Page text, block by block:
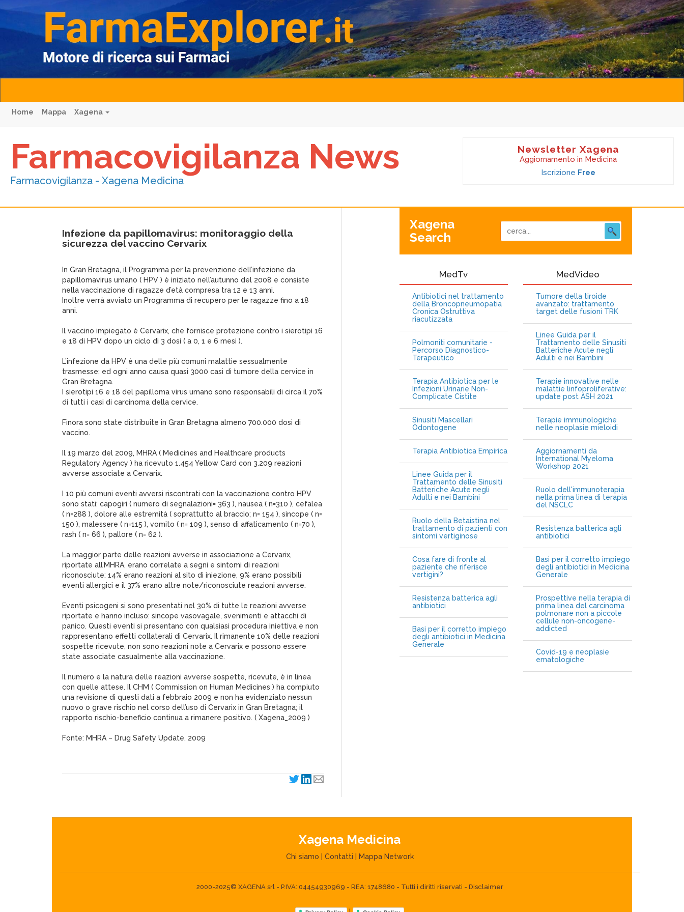
Home Mappa Xagena
Farmacovigilanza News
Farmacovigilanza - Xagena Medicina
Newsletter Xagena
Aggiornamento in Medicina
Iscrizione Free
Infezione da papillomavirus: monitoraggio della
sicurezza del vaccino Cervarix
In Gran Bretagna, il Programma per la prevenzione dell’infezione da
papillomavirus umano ( HPV ) è iniziato nell’autunno del 2008 e consiste
nella vaccinazione di ragazze d’età compresa tra 12 e 13 anni.
Inoltre verrà avviato un Programma di recupero per le ragazze fino a 18
anni.
Il vaccino impiegato è Cervarix, che fornisce protezione contro i sierotipi 16
e 18 di HPV dopo un ciclo di 3 dosi ( a 0, 1 e 6 mesi ).
L’infezione da HPV è una delle più comuni malattie sessualmente
trasmesse; ed ogni anno causa quasi 3000 casi di tumore della cervice in
Gran Bretagna.
I sierotipi 16 e 18 del papilloma virus umano sono responsabili di circa il 70%
di tutti i casi di carcinoma della cervice.
Finora sono state distribuite in Gran Bretagna almeno 700.000 dosi di
vaccino.
Il 19 marzo del 2009, MHRA ( Medicines and Healthcare products
Regulatory Agency ) ha ricevuto 1.454 Yellow Card con 3.209 reazioni
avverse associate a Cervarix.
I 10 più comuni eventi avversi riscontrati con la vaccinazione contro HPV
sono stati: capogiri ( numero di segnalazioni= 363 ), nausea ( n=310 ), cefalea
( n=288 ), dolore alle estremità ( soprattutto al braccio; n= 154 ), sincope ( n=
150 ), malessere ( n=115 ), vomito ( n= 109 ), senso di affaticamento ( n=70 ),
rash ( n= 66 ), pallore ( n= 62 ).
La maggior parte delle reazioni avverse in associazione a Cervarix,
riportate all’MHRA, erano correlate a segni e sintomi di reazioni
riconosciute: 14% erano reazioni al sito di iniezione, 9% erano possibili
eventi allergici e il 37% erano altre note/riconosciute reazioni avverse.
Eventi psicogeni si sono presentati nel 30% di tutte le reazioni avverse
riportate e hanno incluso: sincope vasovagale, svenimenti e attacchi di
panico. Questi eventi si presentano con qualsiasi procedura iniettiva e non
rappresentano effetti collaterali di Cervarix. Il rimanente 10% delle reazioni
sospette ricevute, non sono reazioni note a Cervarix e possono essere
state associate casualmente alla vaccinazione.
Il numero e la natura delle reazioni avverse sospette, ricevute, è in linea
con quelle attese. Il CHM ( Commission on Human Medicines ) ha compiuto
una revisione di questi dati a febbraio 2009 e non ha evidenziato nessun
nuovo o grave rischio nel corso dell’uso di Cervarix in Gran Bretagna; il
rapporto rischio-beneficio continua a rimanere positivo. ( Xagena_2009 )
Fonte: MHRA – Drug Safety Update, 2009
Xagena
Search
MedTv
Antibiotici nel trattamento
della Broncopneumopatia
Cronica Ostruttiva
riacutizzata
Polmoniti comunitarie -
Percorso Diagnostico-
Terapeutico
Terapia Antibiotica per le
Infezioni Urinarie Non-
Complicate Cistite
Sinusiti Mascellari
Odontogene
Terapia Antibiotica Empirica
Linee Guida per il
Trattamento delle Sinusiti
Batteriche Acute negli
Adulti e nei Bambini
Ruolo della Betaistina nel
trattamento di pazienti con
sintomi vertiginose
Cosa fare di fronte al
paziente che riferisce
vertigini?
Resistenza batterica agli
antibiotici
Basi per il corretto impiego
degli antibiotici in Medicina
Generale
MedVideo
Tumore della tiroide
avanzato: trattamento
target delle fusioni TRK
Linee Guida per il
Trattamento delle Sinusiti
Batteriche Acute negli
Adulti e nei Bambini
Terapie innovative nelle
malattie linfoproliferative:
update post ASH 2021
Terapie immunologiche
nelle neoplasie mieloidi
Aggiornamenti da
International Myeloma
Workshop 2021
Ruolo dell'immunoterapia
nella prima linea di terapia
del NSCLC
Resistenza batterica agli
antibiotici
Basi per il corretto impiego
degli antibiotici in Medicina
Generale
Prospettive nella terapia di
prima linea del carcinoma
polmonare non a piccole
cellule non-oncogene-
addicted
Covid-19 e neoplasie
ematologiche
Xagena Medicina
Chi siamo Contatti Mappa Network
2000-2025© XAGENA srl - P.IVA: 04454930969 - REA: 1748680 - Tutti i diritti riservati - Disclaimer